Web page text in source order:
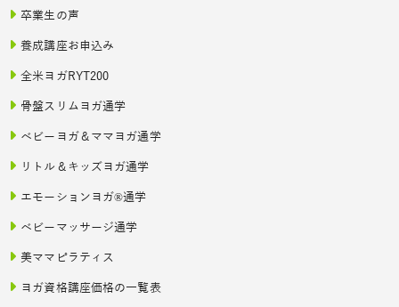
卒業生の声
養成講座お申込み
全米ヨガRYT200
骨盤スリムヨガ通学
ベビーヨガ＆ママヨガ通学
リトル＆キッズヨガ通学
エモーションヨガ®通学
ベビーマッサージ通学
美ママピラティス
ヨガ資格講座価格の一覧表